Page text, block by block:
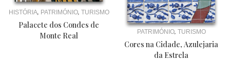
HISTÓRIA, PATRIMÓNIO, TURISMO
Palacete dos Condes de
Monte Real
PATRIMÓNIO, TURISMO
Cores na Cidade, Azulejaria
da Estrela